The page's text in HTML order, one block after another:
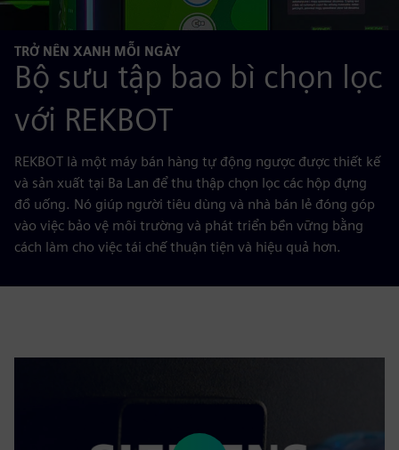
TRỞ NÊN XANH MỖI NGÀY
Bộ sưu tập bao bì chọn lọc
với REKBOT
REKBOT là một máy bán hàng tự động ngược được thiết kế
và sản xuất tại Ba Lan để thu thập chọn lọc các hộp đựng
đồ uống. Nó giúp người tiêu dùng và nhà bán lẻ đóng góp
vào việc bảo vệ môi trường và phát triển bền vững bằng
cách làm cho việc tái chế thuận tiện và hiệu quả hơn.